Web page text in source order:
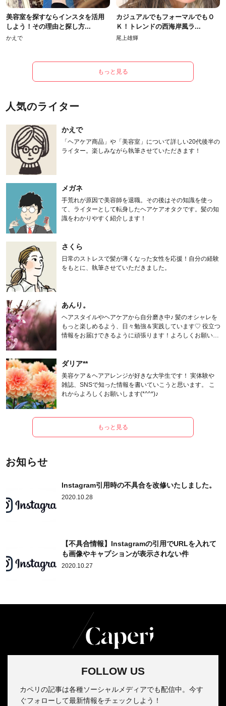
美容室を探すならインスタを活用
しよう！その理由と探し方...
かえで
カジュアルでもフォーマルでもＯ
Ｋ！トレンドの西海岸風ラ...
尾上雄輝
もっと見る
人気のライター
かえで
「ヘアケア商品」や「美容室」について詳しい20代後半の
ライター。楽しみながら執筆させていただきます！
メガネ
手荒れが原因で美容師を退職。その後はその知識を使っ
て、ライターとして転身したヘアケアオタクです。髪の知
識をわかりやすく紹介します！
さくら
日常のストレスで髪が薄くなった女性を応援！自分の経験
をもとに、執筆させていただきました。
あんり。
ヘアスタイルやヘアケアから自分磨き中♪ 髪のオシャレを
もっと楽しめるよう、日々勉強＆実践しています♡ 役立つ
情報をお届けできるように頑張ります！よろしくお願いし
ダリア**
美容ケア＆ヘアアレンジが好きな大学生です！ 実体験や
雑誌、SNSで知った情報を書いていこうと思います。 こ
れからよろしくお願いします(*^^*)♪
もっと見る
お知らせ
Instagram引用時の不具合を改修いたしました。
2020.10.28
【不具合情報】Instagramの引用でURLを入れて
も画像やキャプションが表示されない件
2020.10.27
FOLLOW US
カペリの記事は各種ソーシャルメディアでも配信中。今す
ぐフォローして最新情報をチェックしよう！